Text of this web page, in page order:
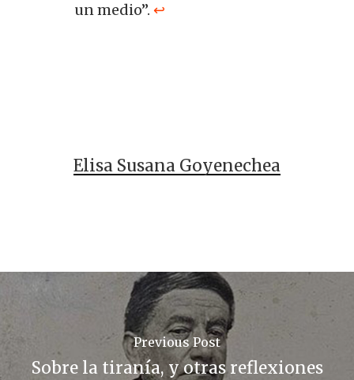
un medio”. ↩︎
Elisa Susana Goyenechea
Previous Post
Sobre la tiranía, y otras reflexiones